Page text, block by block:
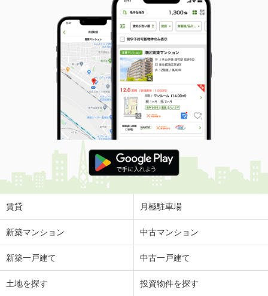
賃貸 月極駐車場
新築マンション 中古マンション
新築一戸建て 中古一戸建て
土地を探す 投資物件を探す